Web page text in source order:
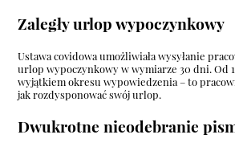
Zaległy urlop wypoczynkowy
Ustawa covidowa umożliwiała wysyłanie
urlop wypoczynkowy w wymiarze 30 dni. Od 1
wyjątkiem okresu wypowiedzenia – to
jak rozdysponować swój urlop.
Dwukrotne nieodebranie